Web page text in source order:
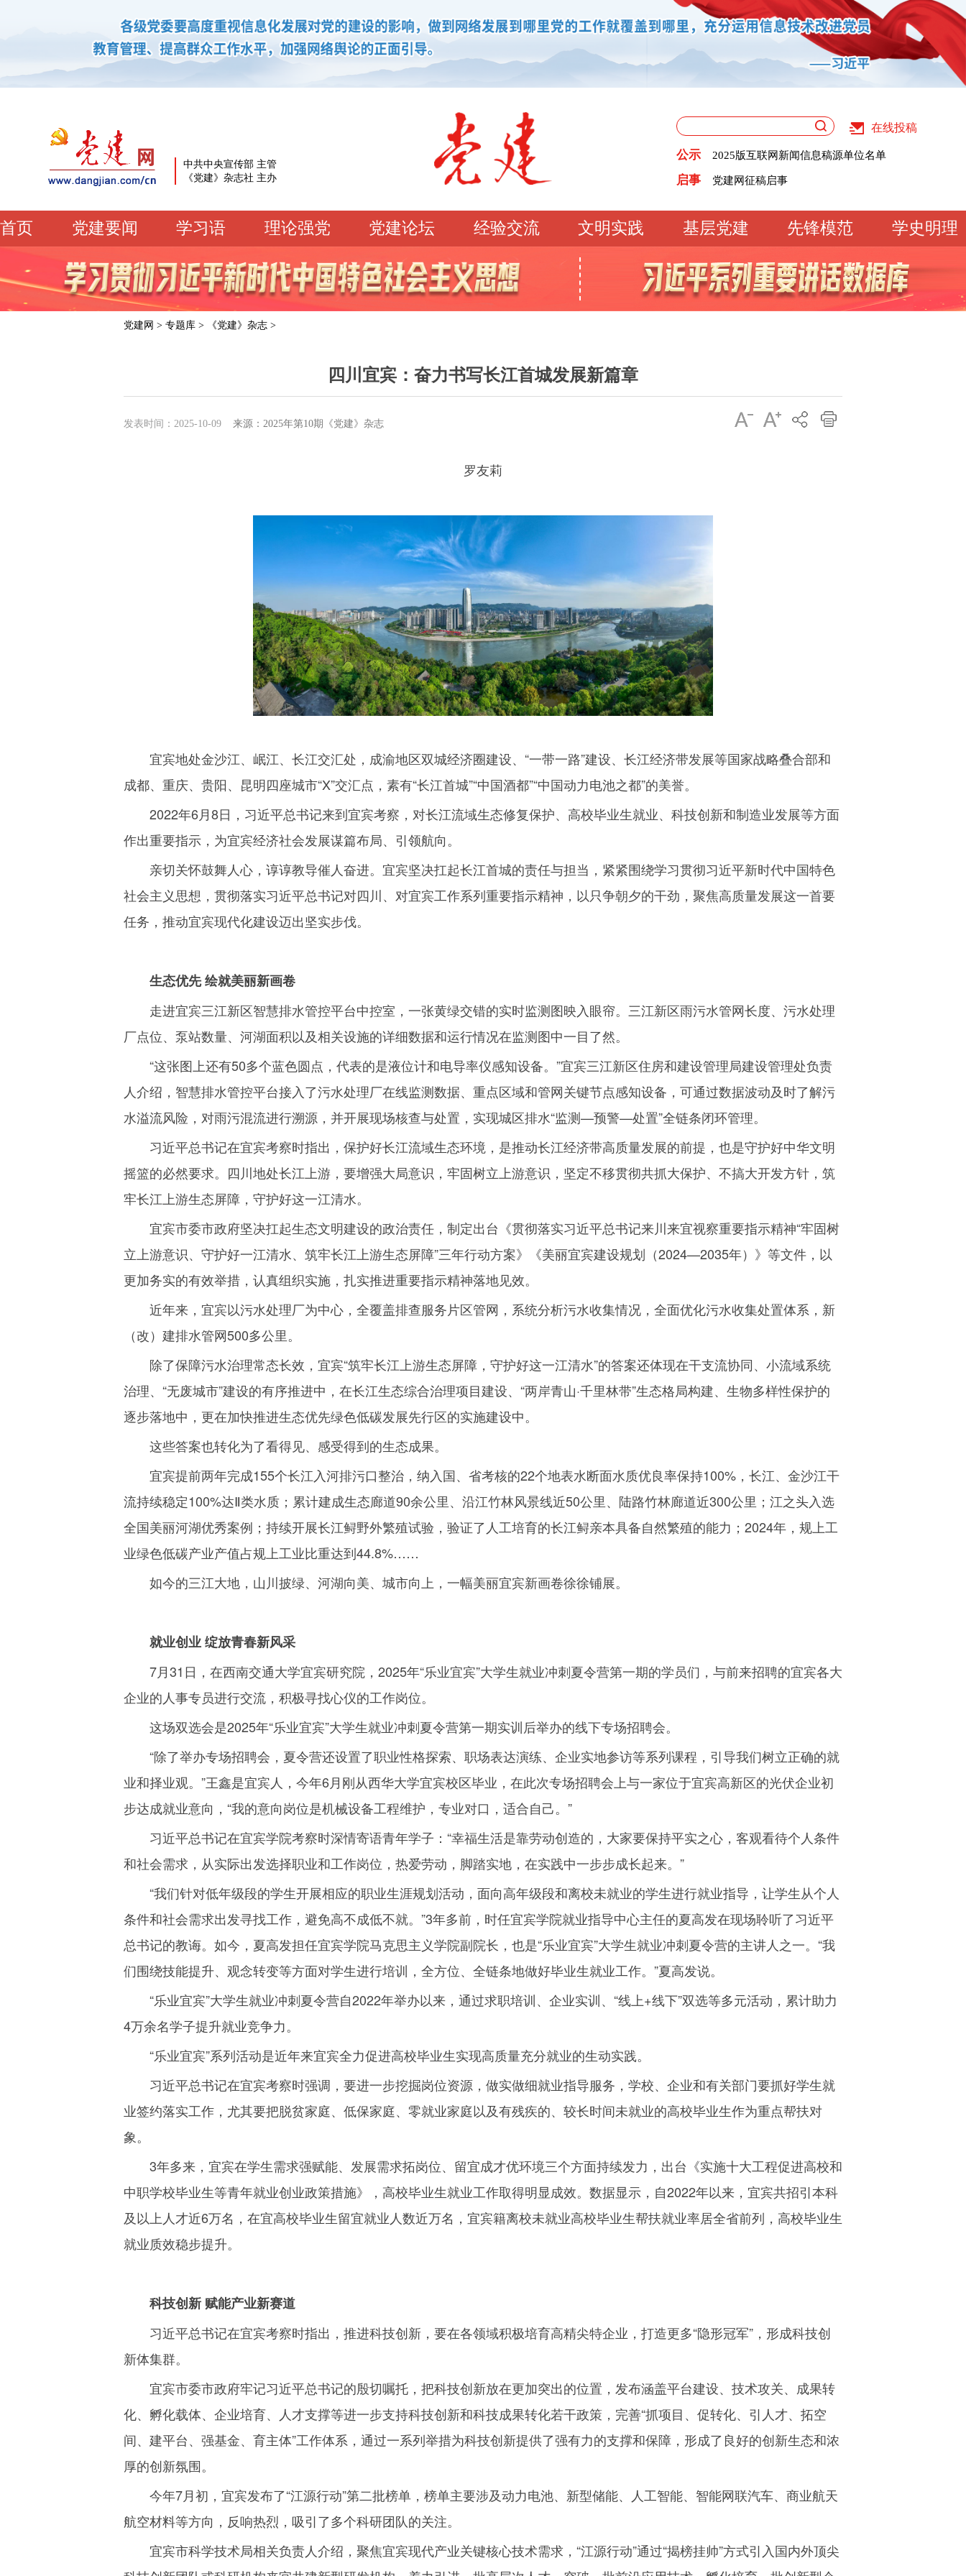
中共中央宣传部 主管
《党建》杂志社 主办
在线投稿
公示
关于版权和用稿问题的声明
2025版互联网新闻信息稿源单位名单
关于版权和用稿问题的声明
启事
《党建》杂志征稿启事
党建网征稿启事
《党建》杂志征稿启事
首页 党建要闻 学习语 理论强党 党建论坛 经验交流 文明实践 基层党建 先锋模范
学史明理
学习语 党建网微平台 学习园地 理论强党 党建论坛 工作动态 经验交流 文明实践
机关党建
校园党建 企业党建 先锋模范 学史明理 经典常读 文化大观 专题库
党建网 > 专题库 > 《党建》杂志 >
四川宜宾：奋力书写长江首城发展新篇章
发表时间：2025-10-09 来源：2025年第10期《党建》杂志
罗友莉
宜宾地处金沙江、岷江、长江交汇处，成渝地区双城经济圈建设、“一带一路”建设、长江经济带发展等国家战略叠合部和
成都、重庆、贵阳、昆明四座城市“X”交汇点，素有“长江首城”“中国酒都”“中国动力电池之都”的美誉。
2022年6月8日，习近平总书记来到宜宾考察，对长江流域生态修复保护、高校毕业生就业、科技创新和制造业发展等方面
作出重要指示，为宜宾经济社会发展谋篇布局、引领航向。
亲切关怀鼓舞人心，谆谆教导催人奋进。宜宾坚决扛起长江首城的责任与担当，紧紧围绕学习贯彻习近平新时代中国特色
社会主义思想，贯彻落实习近平总书记对四川、对宜宾工作系列重要指示精神，以只争朝夕的干劲，聚焦高质量发展这一首要
任务，推动宜宾现代化建设迈出坚实步伐。
生态优先 绘就美丽新画卷
走进宜宾三江新区智慧排水管控平台中控室，一张黄绿交错的实时监测图映入眼帘。三江新区雨污水管网长度、污水处理
厂点位、泵站数量、河湖面积以及相关设施的详细数据和运行情况在监测图中一目了然。
“这张图上还有50多个蓝色圆点，代表的是液位计和电导率仪感知设备。”宜宾三江新区住房和建设管理局建设管理处负责
人介绍，智慧排水管控平台接入了污水处理厂在线监测数据、重点区域和管网关键节点感知设备，可通过数据波动及时了解污
水溢流风险，对雨污混流进行溯源，并开展现场核查与处置，实现城区排水“监测—预警—处置”全链条闭环管理。
习近平总书记在宜宾考察时指出，保护好长江流域生态环境，是推动长江经济带高质量发展的前提，也是守护好中华文明
摇篮的必然要求。四川地处长江上游，要增强大局意识，牢固树立上游意识，坚定不移贯彻共抓大保护、不搞大开发方针，筑
牢长江上游生态屏障，守护好这一江清水。
宜宾市委市政府坚决扛起生态文明建设的政治责任，制定出台《贯彻落实习近平总书记来川来宜视察重要指示精神“牢固树
立上游意识、守护好一江清水、筑牢长江上游生态屏障”三年行动方案》《美丽宜宾建设规划（2024—2035年）》等文件，以
更加务实的有效举措，认真组织实施，扎实推进重要指示精神落地见效。
近年来，宜宾以污水处理厂为中心，全覆盖排查服务片区管网，系统分析污水收集情况，全面优化污水收集处置体系，新
（改）建排水管网500多公里。
除了保障污水治理常态长效，宜宾“筑牢长江上游生态屏障，守护好这一江清水”的答案还体现在干支流协同、小流域系统
治理、“无废城市”建设的有序推进中，在长江生态综合治理项目建设、“两岸青山·千里林带”生态格局构建、生物多样性保护的
逐步落地中，更在加快推进生态优先绿色低碳发展先行区的实施建设中。
这些答案也转化为了看得见、感受得到的生态成果。
宜宾提前两年完成155个长江入河排污口整治，纳入国、省考核的22个地表水断面水质优良率保持100% ，长江、金沙江干
流持续稳定100%达Ⅱ类水质；累计建成生态廊道90余公里、沿江竹林风景线近50公里、陆路竹林廊道近300公里；江之头入选
全国美丽河湖优秀案例；持续开展长江鲟野外繁殖试验，验证了人工培育的长江鲟亲本具备自然繁殖的能力； 2024年，规上工
业绿色低碳产业产值占规上工业比重达到44.8%……
如今的三江大地，山川披绿、河湖向美、城市向上，一幅美丽宜宾新画卷徐徐铺展。
就业创业 绽放青春新风采
7月31日，在西南交通大学宜宾研究院， 2025年“乐业宜宾”大学生就业冲刺夏令营第一期的学员们，与前来招聘的宜宾各大
企业的人事专员进行交流，积极寻找心仪的工作岗位。
这场双选会是2025年“乐业宜宾”大学生就业冲刺夏令营第一期实训后举办的线下专场招聘会。
“除了举办专场招聘会，夏令营还设置了职业性格探索、职场表达演练、企业实地参访等系列课程，引导我们树立正确的就
业和择业观。”王鑫是宜宾人，今年6月刚从西华大学宜宾校区毕业，在此次专场招聘会上与一家位于宜宾高新区的光伏企业初
步达成就业意向，“我的意向岗位是机械设备工程维护，专业对口，适合自己。”
习近平总书记在宜宾学院考察时深情寄语青年学子：“幸福生活是靠劳动创造的，大家要保持平实之心，客观看待个人条件
和社会需求，从实际出发选择职业和工作岗位，热爱劳动，脚踏实地，在实践中一步步成长起来。”
“我们针对低年级段的学生开展相应的职业生涯规划活动，面向高年级段和离校未就业的学生进行就业指导，让学生从个人
条件和社会需求出发寻找工作，避免高不成低不就。”3年多前，时任宜宾学院就业指导中心主任的夏高发在现场聆听了习近平
总书记的教诲。如今，夏高发担任宜宾学院马克思主义学院副院长，也是“乐业宜宾”大学生就业冲刺夏令营的主讲人之一。“我
们围绕技能提升、观念转变等方面对学生进行培训，全方位、全链条地做好毕业生就业工作。”夏高发说。
“乐业宜宾”大学生就业冲刺夏令营自2022年举办以来，通过求职培训、企业实训、“线上+线下”双选等多元活动，累计助力
4万余名学子提升就业竞争力。
“乐业宜宾”系列活动是近年来宜宾全力促进高校毕业生实现高质量充分就业的生动实践。
习近平总书记在宜宾考察时强调，要进一步挖掘岗位资源，做实做细就业指导服务，学校、企业和有关部门要抓好学生就
业签约落实工作，尤其要把脱贫家庭、低保家庭、零就业家庭以及有残疾的、较长时间未就业的高校毕业生作为重点帮扶对
象。
3年多来，宜宾在学生需求强赋能、发展需求拓岗位、留宜成才优环境三个方面持续发力，出台《实施十大工程促进高校和
中职学校毕业生等青年就业创业政策措施》，高校毕业生就业工作取得明显成效。数据显示，自2022年以来，宜宾共招引本科
及以上人才近6万名，在宜高校毕业生留宜就业人数近万名，宜宾籍离校未就业高校毕业生帮扶就业率居全省前列，高校毕业生
就业质效稳步提升。
科技创新 赋能产业新赛道
习近平总书记在宜宾考察时指出，推进科技创新，要在各领域积极培育高精尖特企业，打造更多“隐形冠军”，形成科技创
新体集群。
宜宾市委市政府牢记习近平总书记的殷切嘱托，把科技创新放在更加突出的位置，发布涵盖平台建设、技术攻关、成果转
化、孵化载体、企业培育、人才支撑等进一步支持科技创新和科技成果转化若干政策，完善“抓项目、促转化、引人才、拓空
间、建平台、强基金、育主体”工作体系，通过一系列举措为科技创新提供了强有力的支撑和保障，形成了良好的创新生态和浓
厚的创新氛围。
今年7月初，宜宾发布了“江源行动”第二批榜单，榜单主要涉及动力电池、新型储能、人工智能、智能网联汽车、商业航天
航空材料等方向，反响热烈，吸引了多个科研团队的关注。
宜宾市科学技术局相关负责人介绍，聚焦宜宾现代产业关键核心技术需求，“江源行动”通过“揭榜挂帅”方式引入国内外顶尖